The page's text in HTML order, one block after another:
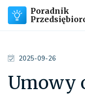
Poradnik
2025-09-26
Umowy